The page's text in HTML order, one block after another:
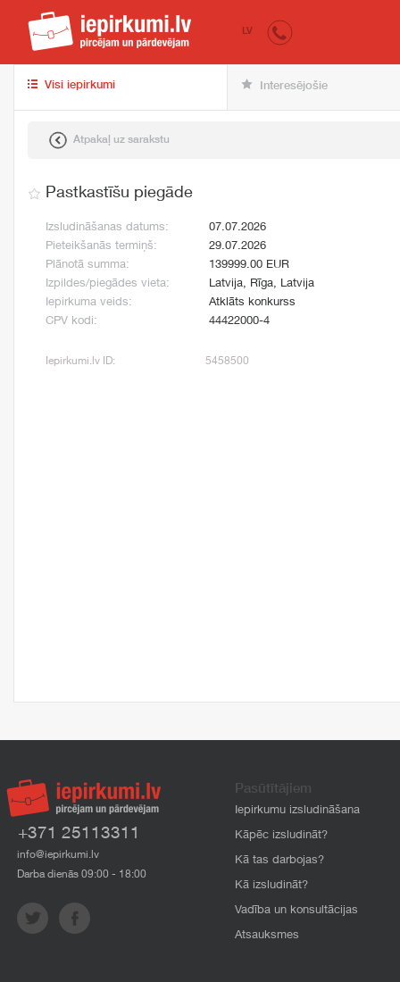
iepirkumi.lv
LV
Visi iepirkumi Interesējošie
Atpakaļ uz sarakstu
Pastkastīšu piegāde
Izsludināšanas datums:
07.07.2026
Pieteikšanās termiņš:
29.07.2026
Plānotā summa:
139999.00 EUR
Izpildes/piegādes vieta:
Latvija, Rīga, Latvija
Iepirkuma veids:
Atklāts konkurss
CPV kodi:
44422000-4
Iepirkumi.lv ID: 5458500
+371 25113311
info@iepirkumi.lv
Darba dienās 09:00 - 18:00
Pasūtītājiem
Iepirkumu izsludināšana
Kāpēc izsludināt?
Kā tas darbojas?
Kā izsludināt?
Vadība un konsultācijas
Atsauksmes